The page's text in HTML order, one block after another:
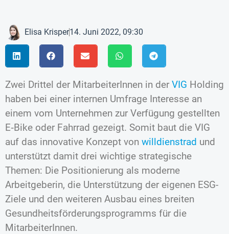
Elisa Krisper14. Juni 2022, 09:30
Zwei Drittel der MitarbeiterInnen in der VIG Holding
haben bei einer internen Umfrage Interesse an
einem vom Unternehmen zur Verfügung gestellten
E‑Bike oder Fahrrad gezeigt. Somit baut die VIG
auf das innovative Konzept von willdienstrad und
unterstützt damit drei wichtige strategische
Themen: Die Positionierung als moderne
Arbeitgeberin, die Unterstützung der eigenen ESG-
Ziele und den weiteren Ausbau eines breiten
Gesundheitsförderungsprogramms für die
MitarbeiterInnen.